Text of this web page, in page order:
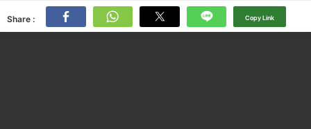
Share : Copy Link